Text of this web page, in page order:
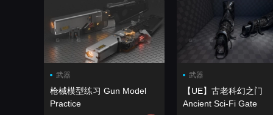
武器
枪械模型练习 Gun Model
Practice
武器
【UE】古老科幻之门
Ancient Sci-Fi Gate